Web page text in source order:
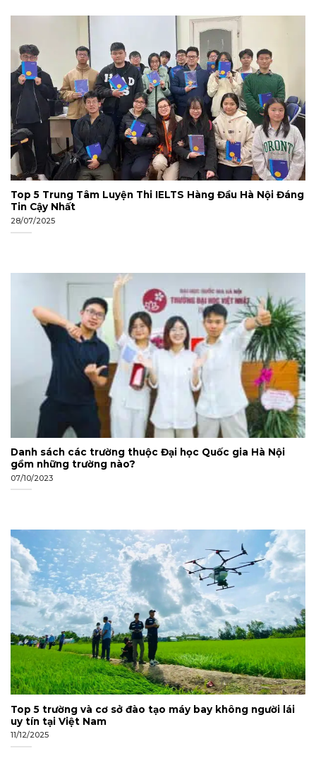
Top 5 Trung Tâm Luyện Thi IELTS Hàng Đầu Hà Nội Đáng
Tin Cậy Nhất
28/07/2025
Danh sách các trường thuộc Đại học Quốc gia Hà Nội
gồm những trường nào?
07/10/2023
Top 5 trường và cơ sở đào tạo máy bay không người lái
uy tín tại Việt Nam
11/12/2025